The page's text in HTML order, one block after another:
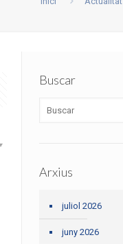
Buscar
Arxius
juliol 2026
juny 2026